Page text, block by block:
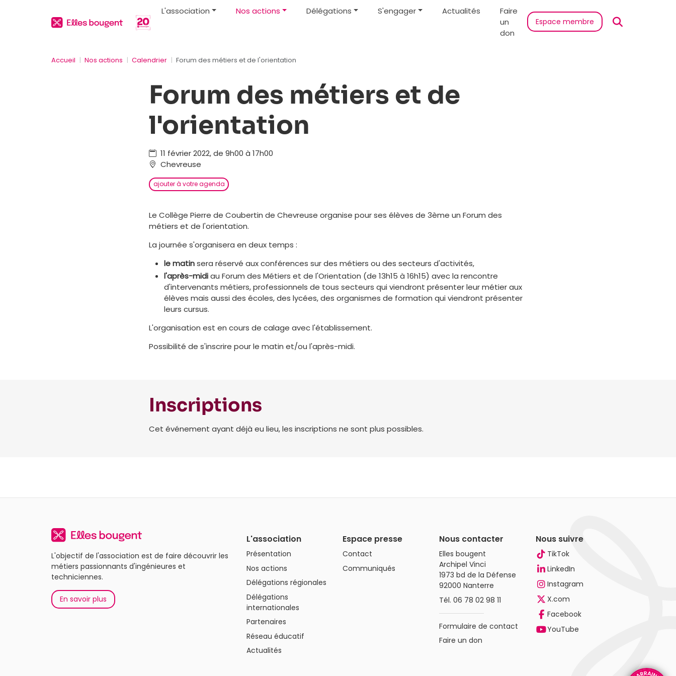
L'association Nos actions Délégations S'engager Actualités
Faire
un
don
Espace membre
Accueil Nos actions Calendrier Forum des métiers et de l'orientation
Forum des métiers et de
l'orientation
11 février 2022, de 9h00 à 17h00
Chevreuse
ajouter à votre agenda
Le Collège Pierre de Coubertin de Chevreuse organise pour ses élèves de 3ème un Forum des
métiers et de l'orientation.
La journée s'organisera en deux temps :
le matinsera réservé aux conférences sur des métiers ou des secteurs d'activités,
l'après-midiau Forum des Métiers et de l'Orientation (de 13h15 à 16h15) avec la rencontre
d'intervenants métiers, professionnels de tous secteurs qui viendront présenter leur métier aux
élèves mais aussi des écoles, des lycées, des organismes de formation qui viendront présenter
leurs cursus.
L'organisation est en cours de calage avec l'établissement.
Possibilité de s'inscrire pour le matin et/ou l'après-midi.
Inscriptions
Cet événement ayant déjà eu lieu, les inscriptions ne sont plus possibles.
L'objectif de l'association est de faire découvrir les
métiers passionnants d'ingénieures et
techniciennes.
En savoir plus
L'association
Présentation
Nos actions
Délégations régionales
Délégations
internationales
Partenaires
Réseau éducatif
Actualités
Espace presse
Contact
Communiqués
Nous contacter
Elles bougent
Archipel Vinci
1973 bd de la Défense
92000 Nanterre
Tél.06 78 02 98 11
Formulaire de contact
Faire un don
Nous suivre
TikTok
LinkedIn
Instagram
X.com
Facebook
YouTube